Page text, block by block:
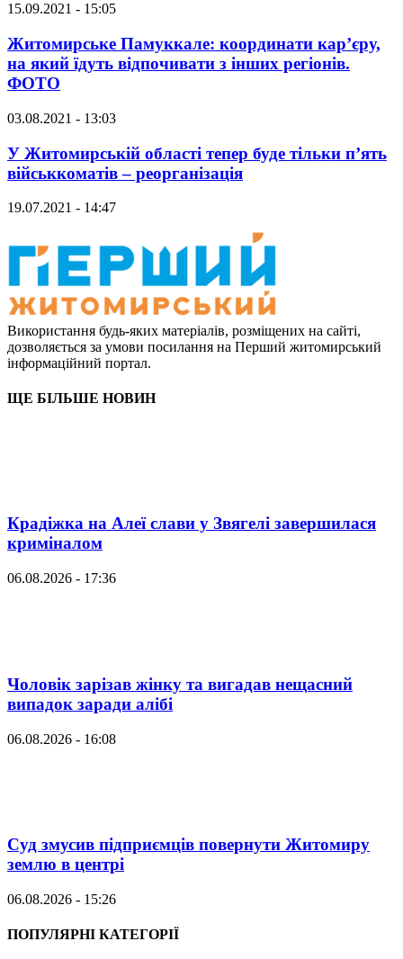
15.09.2021 - 15:05
Житомирське Памуккале: координати кар’єру,
на який їдуть відпочивати з інших регіонів.
ФОТО
03.08.2021 - 13:03
У Житомирській області тепер буде тільки п’ять
військкоматів – реорганізація
19.07.2021 - 14:47
Використання будь-яких матеріалів, розміщених на сайті,
дозволяється за умови посилання на Перший житомирський
інформаційний портал.
ЩЕ БІЛЬШЕ НОВИН
Крадіжка на Алеї слави у Звягелі завершилася
криміналом
06.08.2026 - 17:36
Чоловік зарізав жінку та вигадав нещасний
випадок заради алібі
06.08.2026 - 16:08
Суд змусив підприємців повернути Житомиру
землю в центрі
06.08.2026 - 15:26
ПОПУЛЯРНІ КАТЕГОРІЇ